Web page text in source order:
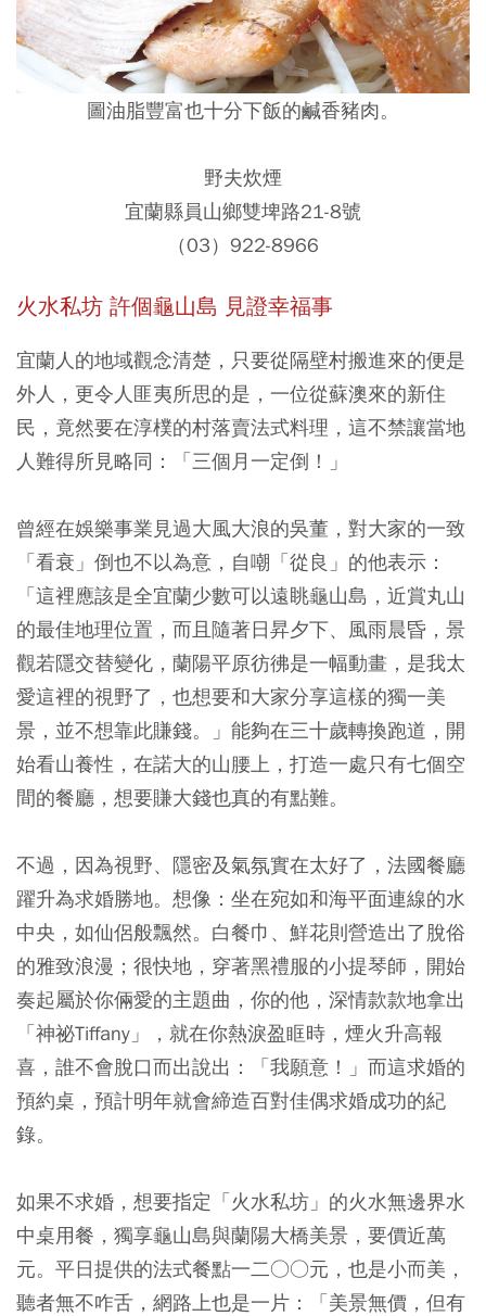
圖油脂豐富也十分下飯的鹹香豬肉。
野夫炊煙
宜蘭縣員山鄉雙埤路21-8號
（03）922-8966
火水私坊 許個龜山島 見證幸福事
宜蘭人的地域觀念清楚，只要從隔壁村搬進來的便是
外人，更令人匪夷所思的是，一位從蘇澳來的新住
民，竟然要在淳樸的村落賣法式料理，這不禁讓當地
人難得所見略同：「三個月一定倒！」
曾經在娛樂事業見過大風大浪的吳董，對大家的一致
「看衰」倒也不以為意，自嘲「從良」的他表示：
「這裡應該是全宜蘭少數可以遠眺龜山島，近賞丸山
的最佳地理位置，而且隨著日昇夕下、風雨晨昏，景
觀若隱交替變化，蘭陽平原彷彿是一幅動畫，是我太
愛這裡的視野了，也想要和大家分享這樣的獨一美
景，並不想靠此賺錢。」能夠在三十歲轉換跑道，開
始看山養性，在諾大的山腰上，打造一處只有七個空
間的餐廳，想要賺大錢也真的有點難。
不過，因為視野、隱密及氣氛實在太好了，法國餐廳
躍升為求婚勝地。想像：坐在宛如和海平面連線的水
中央，如仙侶般飄然。白餐巾、鮮花則營造出了脫俗
的雅致浪漫；很快地，穿著黑禮服的小提琴師，開始
奏起屬於你倆愛的主題曲，你的他，深情款款地拿出
「神祕Tiffany」，就在你熱淚盈眶時，煙火升高報
喜，誰不會脫口而出說出：「我願意！」而這求婚的
預約桌，預計明年就會締造百對佳偶求婚成功的紀
錄。
如果不求婚，想要指定「火水私坊」的火水無邊界水
中桌用餐，獨享龜山島與蘭陽大橋美景，要價近萬
元。平日提供的法式餐點一二○○元，也是小而美，
聽者無不咋舌，網路上也是一片：「美景無價，但有